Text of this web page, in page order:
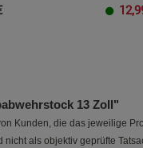
13 Zoll"
Kunden, die das jeweilige
als objektiv geprüfte